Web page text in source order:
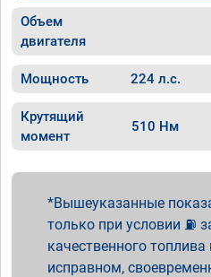
Объем
двигателя
Мощность 224 л.с.
Крутящий
момент
510 Нм
Вышеуказанные
только при условии ⛽
качественного
исправном,